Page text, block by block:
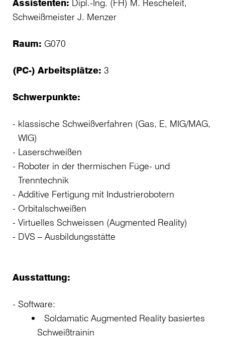
Assistenten: Dipl.-Ing. (FH) M. Rescheleit,
Schweißmeister J. Menzer
Raum: G070
(PC-) Arbeitsplätze: 3
Schwerpunkte:
klassische Schweißverfahren (Gas, E, MIG/MAG,
WIG)
Laserschweißen
Roboter in der thermischen Füge- und
Trenntechnik
Additive Fertigung mit Industrierobotern
Orbitalschweißen
Virtuelles Schweissen (Augmented Reality)
DVS – Ausbildungsstätte
Ausstattung:
Software:
Soldamatic Augmented Reality basiertes
Schweißtrainin